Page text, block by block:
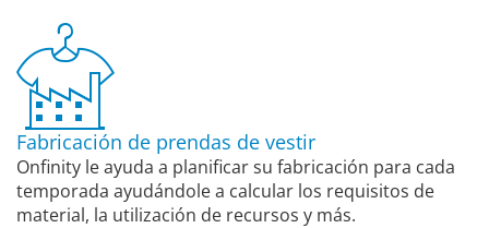
Fabricación de prendas de vestir
Onfinity le ayuda a planificar su fabricación para cada
temporada ayudándole a calcular los requisitos de
material, la utilización de recursos y más.